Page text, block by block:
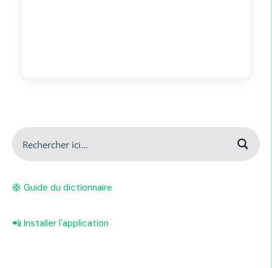
🛟 Guide du dictionnaire
📲 Installer l'application